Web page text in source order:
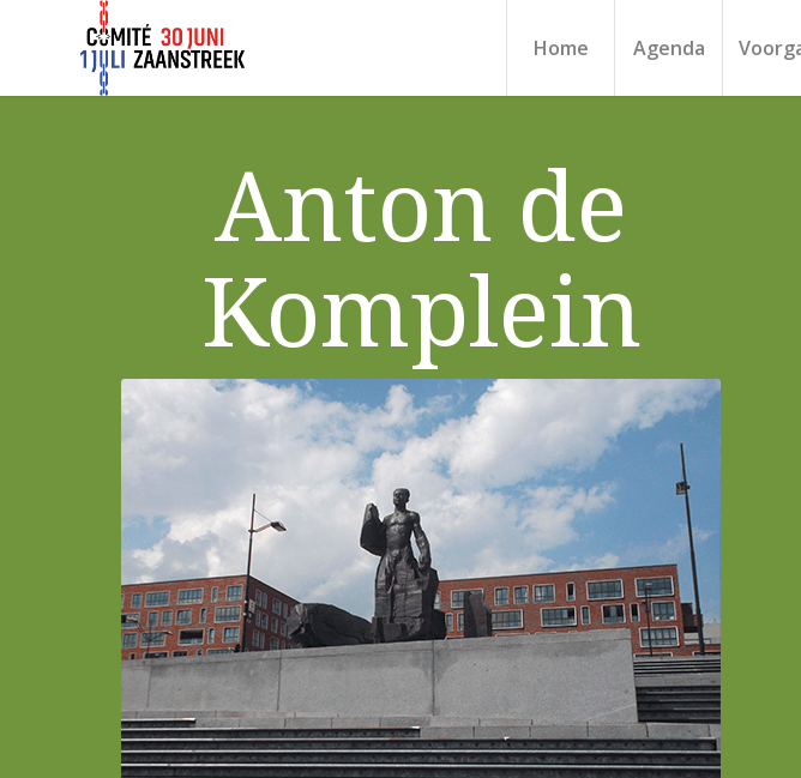
Home Agenda
Anton de
Komplein